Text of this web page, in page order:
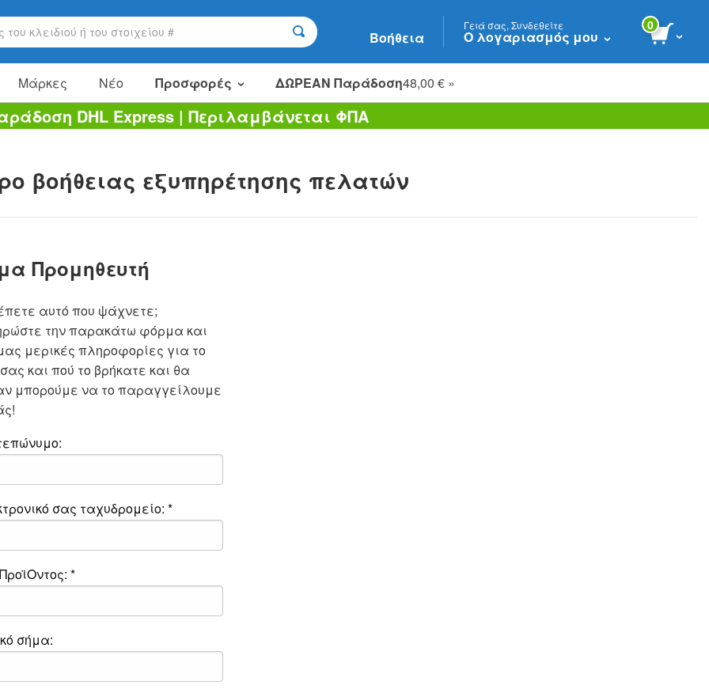
Βοήθεια
Γειά σας, Συνδεθείτε
Ο λογαριασμός μου
0
Μάρκες Νέο Προσφορές ΔΩΡΕΑΝ Παράδοση48,00 € »
Είδη πώλησης
Εκκαθάριση
DHL Express | Περιλαμβάνεται ΦΠΑ
βοήθειας εξυπηρέτησης πελατών
Προμηθευτή
αυτό που ψάχνετε;
την παρακάτω φόρμα και
μερικές πληροφορίες για το
και πού το βρήκατε και θα
μπορούμε να το παραγγείλουμε
σας ταχυδρομείο: *
*
σήμα: